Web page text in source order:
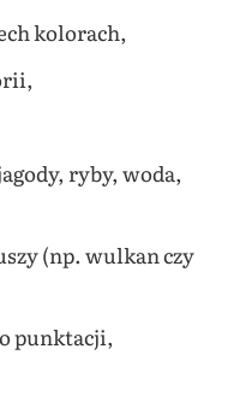
kolorach,
ryby, woda,
(np. wulkan czy
punktacji,